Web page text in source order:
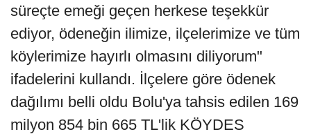
süreçte emeği geçen herkese teşekkür
ediyor, ödeneğin ilimize, ilçelerimize ve tüm
köylerimize hayırlı olmasını diliyorum"
ifadelerini kullandı. İlçelere göre ödenek
dağılımı belli oldu Bolu'ya tahsis edilen 169
milyon 854 bin 665 TL'lik KÖYDES